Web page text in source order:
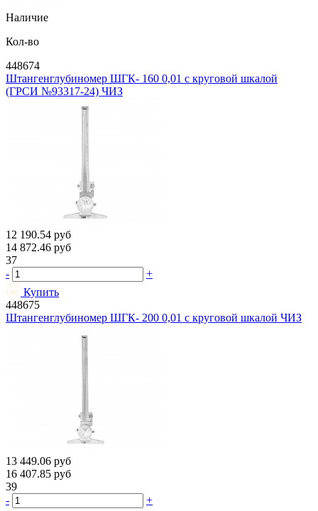
Наличие
Кол-во
448674
Штангенглубиномер ШГК- 160 0,01 с круговой шкалой
(ГРСИ №93317-24) ЧИЗ
12 190.54 руб
14 872.46 руб
37
-
+
Купить
448675
Штангенглубиномер ШГК- 200 0,01 с круговой шкалой ЧИЗ
13 449.06 руб
16 407.85 руб
39
-
+